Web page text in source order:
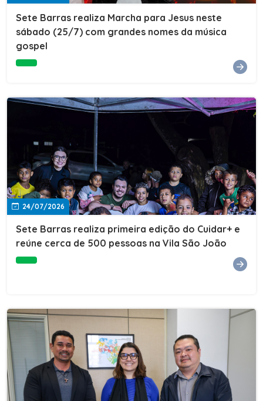
Sete Barras realiza Marcha para Jesus neste
sábado (25/7) com grandes nomes da música
gospel
24/07/2026
Sete Barras realiza primeira edição do Cuidar+ e
reúne cerca de 500 pessoas na Vila São João